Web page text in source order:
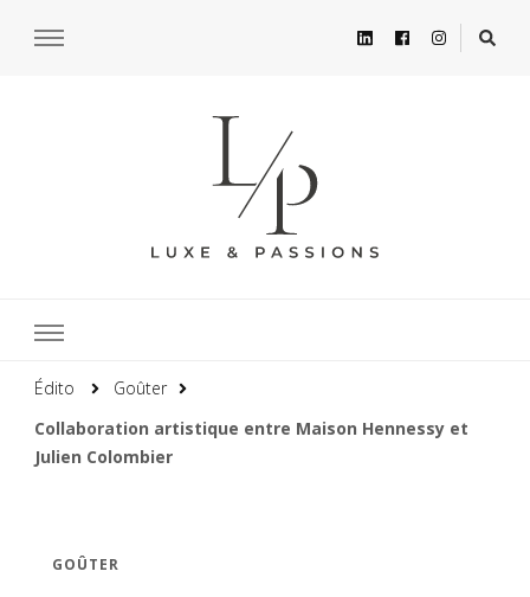
Édito
Goûter
Collaboration artistique entre Maison Hennessy et
Julien Colombier
GOÛTER